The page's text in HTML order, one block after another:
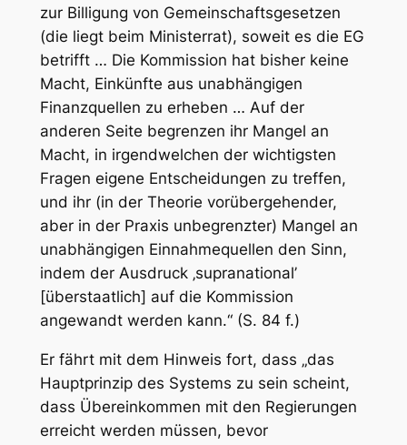
zur Billigung von Gemeinschaftsgesetzen
(die liegt beim Ministerrat), soweit es die EG
betrifft … Die Kommission hat bisher keine
Macht, Einkünfte aus unabhängigen
Finanzquellen zu erheben … Auf der
anderen Seite begrenzen ihr Mangel an
Macht, in irgendwelchen der wichtigsten
Fragen eigene Entscheidungen zu treffen,
und ihr (in der Theorie vorübergehender,
aber in der Praxis unbegrenzter) Mangel an
unabhängigen Einnahmequellen den Sinn,
indem der Ausdruck ‚supranational’
[überstaatlich] auf die Kommission
angewandt werden kann.“ (S. 84 f.)
Er fährt mit dem Hinweis fort, dass „das
Hauptprinzip des Systems zu sein scheint,
dass Übereinkommen mit den Regierungen
erreicht werden müssen, bevor